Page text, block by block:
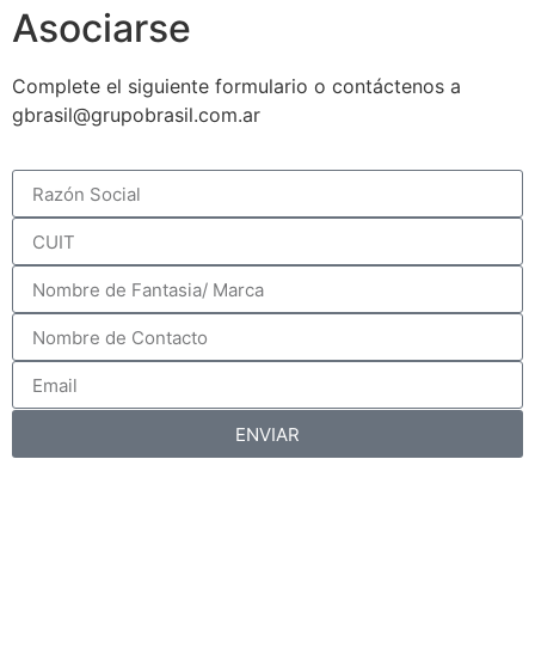
Asociarse
Complete el siguiente formulario o contáctenos a
gbrasil@grupobrasil.com.ar
ENVIAR